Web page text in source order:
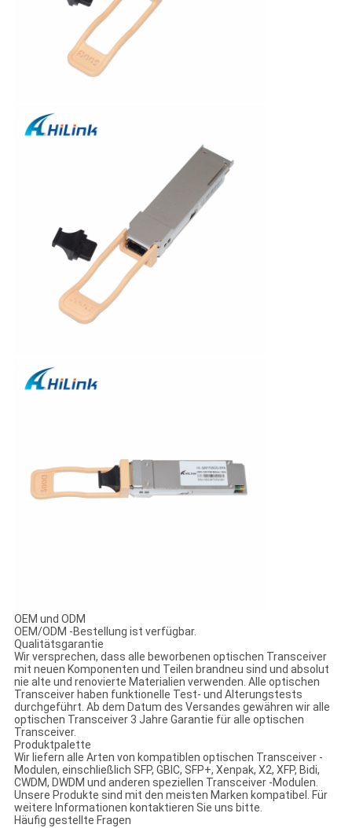
OEM und ODM
OEM/ODM -Bestellung ist verfügbar.
Qualitätsgarantie
Wir versprechen, dass alle beworbenen optischen Transceiver
mit neuen Komponenten und Teilen brandneu sind und absolut
nie alte und renovierte Materialien verwenden. Alle optischen
Transceiver haben funktionelle Test- und Alterungstests
durchgeführt. Ab dem Datum des Versandes gewähren wir alle
optischen Transceiver 3 Jahre Garantie für alle optischen
Transceiver.
Produktpalette
Wir liefern alle Arten von kompatiblen optischen Transceiver -
Modulen, einschließlich SFP, GBIC, SFP+, Xenpak, X2, XFP, Bidi,
CWDM, DWDM und anderen speziellen Transceiver -Modulen.
Unsere Produkte sind mit den meisten Marken kompatibel. Für
weitere Informationen kontaktieren Sie uns bitte.
Häufig gestellte Fragen